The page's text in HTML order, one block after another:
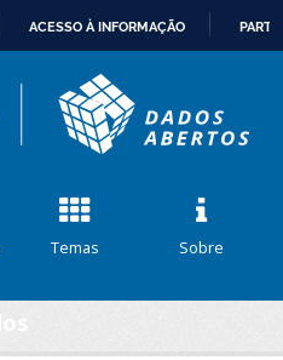
CONTEÚDO
ACESSO À INFORMAÇÃO
Temas Sobre